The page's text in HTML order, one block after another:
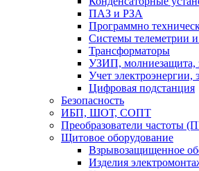
ПАЗ и РЗА
Программно
Системы телеметрии
Трансформаторы
УЗИП, молниезащита,
Учет электроэнергии,
Цифровая подстанция
Безопасность
ИБП, ШОТ, СОПТ
Преобразователи частоты
Щитовое оборудование
Взрывозащищенное
Изделия